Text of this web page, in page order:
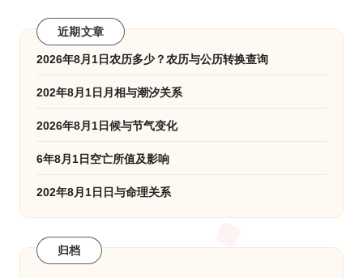
近期文章
2026年8月1日农历多少？农历与公历转换查询
202年8月1日月相与潮汐关系
2026年8月1日候与节气变化
6年8月1日空亡所值及影响
202年8月1日日与命理关系
归档